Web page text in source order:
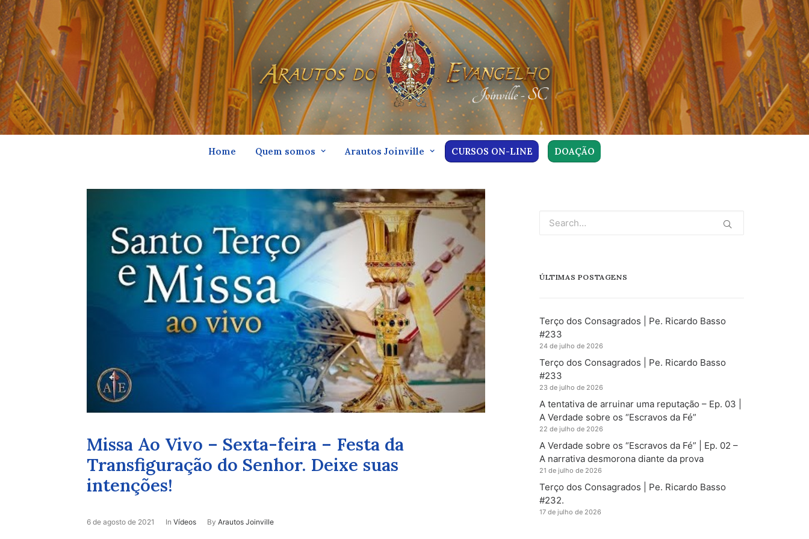
Home Quem somos Arautos Joinville CURSOS ON-LINE DOAÇÃO
Missa Ao Vivo – Sexta-feira – Festa da
Transfiguração do Senhor. Deixe suas
intenções!
6 de agosto de 2021 In Vídeos By Arautos Joinville
ÚLTIMAS POSTAGENS
Terço dos Consagrados | Pe. Ricardo Basso
#233
24 de julho de 2026
Terço dos Consagrados | Pe. Ricardo Basso
#233
23 de julho de 2026
A tentativa de arruinar uma reputação – Ep. 03 |
A Verdade sobre os “Escravos da Fé”
22 de julho de 2026
A Verdade sobre os “Escravos da Fé” | Ep. 02 –
A narrativa desmorona diante da prova
21 de julho de 2026
Terço dos Consagrados | Pe. Ricardo Basso
#232.
17 de julho de 2026